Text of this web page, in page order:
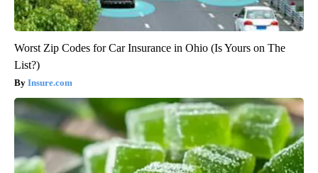
Worst Zip Codes for Car Insurance in Ohio (Is Yours on The
List?)
Insure.com